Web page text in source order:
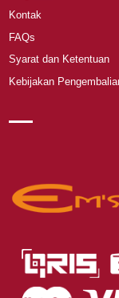
Kontak
FAQs
Syarat dan Ketentuan
Kebijakan